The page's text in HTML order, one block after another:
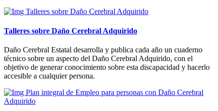
Talleres sobre Daño Cerebral Adquirido
Daño Cerebral Estatal desarrolla y publica cada año un cuaderno
técnico sobre un aspecto del Daño Cerebral Adquirido, con el
objetivo de generar conocimiento sobre esta discapacidad y hacerlo
accesible a cualquier persona.